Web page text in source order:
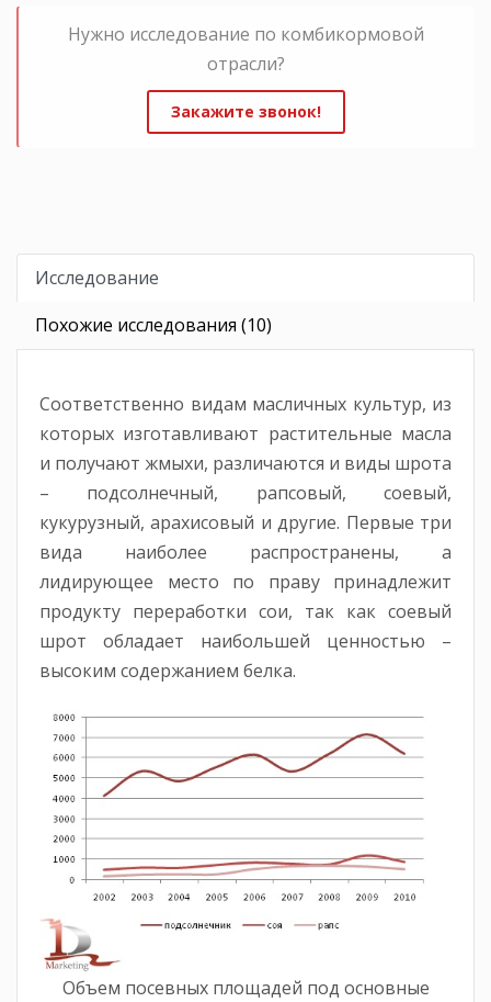
Нужно исследование по комбикормовой
отрасли?
Закажите звонок!
Исследование
Похожие исследования (10)
Соответственно видам масличных культур, из
которых изготавливают растительные масла
и получают жмыхи, различаются и виды шрота
– подсолнечный, рапсовый, соевый,
кукурузный, арахисовый и другие. Первые три
вида наиболее распространены, а
лидирующее место по праву принадлежит
продукту переработки сои, так как соевый
шрот обладает наибольшей ценностью –
высоким содержанием белка.
Объем посевных площадей под основные